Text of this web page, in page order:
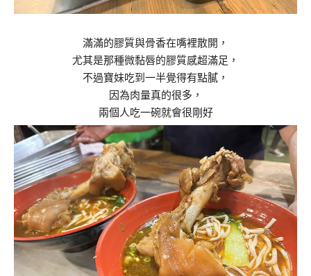
滿滿的膠質與骨香在嘴裡散開，
尤其是那種微黏唇的膠質感超滿足，
不過寶妹吃到一半覺得有點膩，
因為肉量真的很多，
兩個人吃一碗就會很剛好